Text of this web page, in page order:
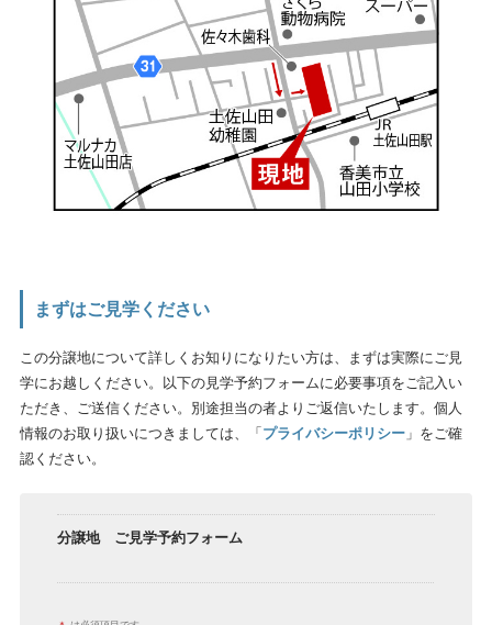
まずはご見学ください
この分譲地について詳しくお知りになりたい方は、まずは実際にご見
学にお越しください。以下の見学予約フォームに必要事項をご記入い
ただき、ご送信ください。別途担当の者よりご返信いたします。個人
情報のお取り扱いにつきましては、「 プライバシーポリシー」をご確
認ください。
分譲地 ご見学予約フォーム